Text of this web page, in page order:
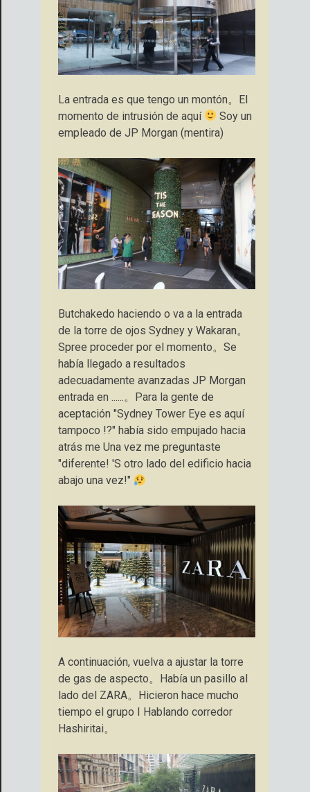
La entrada es que tengo un montón。El
momento de intrusión de aquí
Soy un
empleado de JP Morgan (mentira)
Butchakedo haciendo o va a la entrada
de la torre de ojos Sydney y Wakaran。
Spree proceder por el momento。Se
había llegado a resultados
adecuadamente avanzadas JP Morgan
entrada en ......。Para la gente de
aceptación "Sydney Tower Eye es aquí
tampoco !?" había sido empujado hacia
atrás me Una vez me preguntaste
"diferente! 'S otro lado del edificio hacia
abajo una vez!"
A continuación, vuelva a ajustar la torre
de gas de aspecto。Había un pasillo al
lado del ZARA。Hicieron hace mucho
tiempo el grupo I Hablando corredor
Hashiritai。